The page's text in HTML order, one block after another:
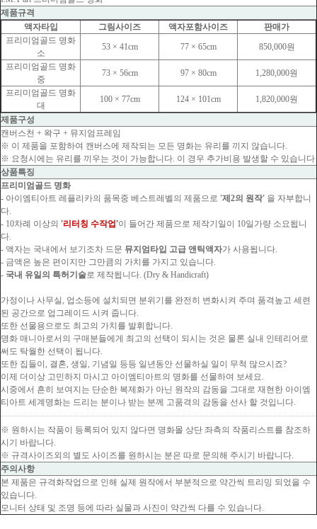
제품규격
액자타입
그림사이즈 액자포함사이즈
판매가
프리미엄골드 명화
소
53 × 41cm 77 × 65cm
850,000원
프리미엄골드 명화
중
73 × 56cm 97 × 80cm
1,280,000원
프리미엄골드 명화
대
100 × 77cm 124 × 101cm 1,820,000원
제품구성
캔버스천 + 왁구 + 뮤지엄프레임
※ 이 제품을 포함하여 캔버스에 제작되는 모든 명화는 유리를 끼지 않습니다.
※ 요청시에는 유리를 끼우는 것이 가능합니다. 이 경우 추가비용 발생할 수 있습니다
상품특징
프리미엄골드 명화
- 아이엠티아트 레플리카의 품목중 베스트레벨의 제품으로 '제2의 원작' 을 자부합니
다.
- 10차례 이상의 '리터칭 수작업'이 들어간 제품으로 제작기일이 10일가량 소요됩니
다.
- 액자는 국내에서 보기조차 드문 뮤지엄타입 고급 앤틱액자가 사용됩니다.
- 금액은 높은 편이지만 그만큼의 가치를 가지고 있습니다.
- 국내 유일의 특허기술로 제작됩니다. (Dry & Handicraft)
가정이나 사무실, 업소등에 설치되면 분위기를 완전히 변화시켜 주며 품격높고 세련
된 공간으로 업그레이드 시켜 줍니다.
또한 선물용으로도 최고의 가치를 발휘합니다.
명화 매니아로서의 구매분들에게 최고의 선택이 되시는 것은 물론 실내 인테리어로
써도 탁월한 선택이 됩니다.
또한 집들이, 결혼, 생일, 기념일 등등 일년동안 선물하실 일이 무척 많으시죠?
이제 더이상 고민하지 마시고 아이엠티아트의 명화를 선물하여 보세요.
시중에서 흔히 보여지는 단순한 복제화가 아닌 원작의 감동을 그대로 재현한 아이엠
티아트 세계명화는 드리는 분이나 받는 분께 고품격의 감동을 선사 할 것입니다.
※ 원하시는 작품이 등록되어 있지 않다면 명화몰 상단 좌측의 작품리스트를 참조하
시기 바랍니다.
※ 규격사이즈외의 별도 사이즈를 원하시는 분은 따로 문의해 주시기 바랍니다.
주의사항
본 제품은 규격화작업으로 인해 실제 원작에서 부분적으로 약간씩 트리밍 되었을 수
있습니다.
모니터 상태 및 조명 등에 따라 실물과 사진이 약간씩 다를 수 있습니다.